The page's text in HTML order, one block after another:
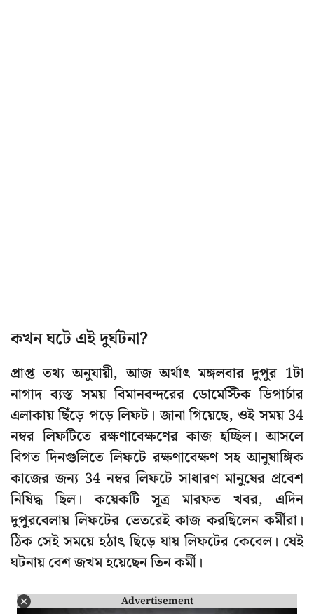
কখন ঘটে এই দুর্ঘটনা?
প্রাপ্ত তথ্য অনুযায়ী, আজ অর্থাৎ মঙ্গলবার দুপুর 1টা
নাগাদ ব্যস্ত সময় বিমানবন্দরের ডোমেস্টিক ডিপার্চার
এলাকায় ছিঁড়ে পড়ে লিফট। জানা গিয়েছে, ওই সময় 34
নম্বর লিফটিতে রক্ষণাবেক্ষণের কাজ হচ্ছিল। আসলে
বিগত দিনগুলিতে লিফটে রক্ষণাবেক্ষণ সহ আনুষাঙ্গিক
কাজের জন্য 34 নম্বর লিফটে সাধারণ মানুষের প্রবেশ
নিষিদ্ধ ছিল। কয়েকটি সূত্র মারফত খবর, এদিন
দুপুরবেলায় লিফটের ভেতরেই কাজ করছিলেন কর্মীরা।
ঠিক সেই সময়ে হঠাৎ ছিড়ে যায় লিফটের কেবেল। যেই
ঘটনায় বেশ জখম হয়েছেন তিন কর্মী।
Advertisement